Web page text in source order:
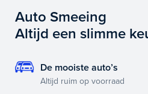
Auto Smeeing
Altijd een slimme
De mooiste auto’s
Altijd ruim op voorraad